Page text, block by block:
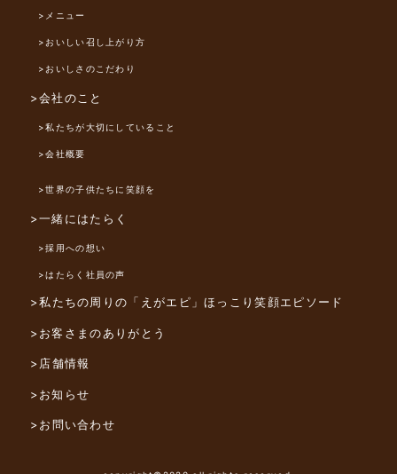
>メニュー
>おいしい召し上がり方
>おいしさのこだわり
>会社のこと
>私たちが大切にしていること
>会社概要
>世界の子供たちに笑顔を
>一緒にはたらく
>採用への想い
>はたらく社員の声
>私たちの周りの「えがエピ」ほっこり笑顔エピソード
>お客さまのありがとう
>店舗情報
>お知らせ
>お問い合わせ